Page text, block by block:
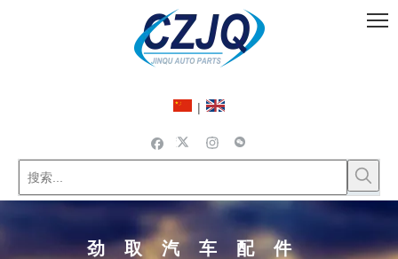
|
劲取汽车配件